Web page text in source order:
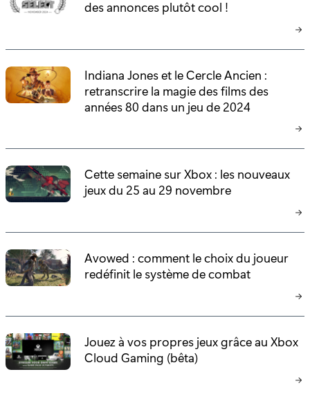
des annonces plutôt cool !
Indiana Jones et le Cercle Ancien :
retranscrire la magie des films des
années 80 dans un jeu de 2024
Cette semaine sur Xbox : les nouveaux
jeux du 25 au 29 novembre
Avowed : comment le choix du joueur
redéfinit le système de combat
Jouez à vos propres jeux grâce au Xbox
Cloud Gaming (bêta)